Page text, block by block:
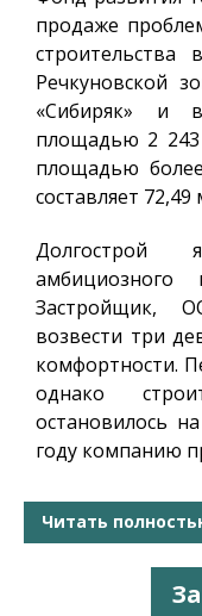
продаже
Речкуновской
«Сибиряк» и
площадью 2 243
площадью
составляет 72,49
Долгострой
амбициозного
Застройщик,
возвести три
комфортности.
однако
остановилось
году компанию
Читать